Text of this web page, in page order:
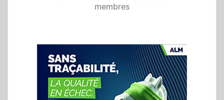
membres